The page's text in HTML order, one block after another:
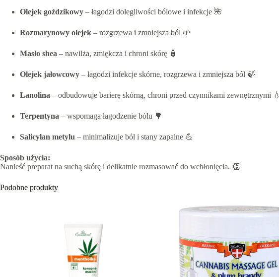
Olejek goździkowy – łagodzi dolegliwości bólowe i infekcje 🌺
Rozmarynowy olejek – rozgrzewa i zmniejsza ból 🌱
Masło shea – nawilża, zmiękcza i chroni skórę 🧴
Olejek jałowcowy – łagodzi infekcje skórne, rozgrzewa i zmniejsza ból 🍃
Lanolina – odbudowuje barierę skórną, chroni przed czynnikami zewnętrznymi 💧
Terpentyna – wspomaga łagodzenie bólu 🌳
Salicylan metylu – minimalizuje ból i stany zapalne 💪
Sposób użycia:
Nanieść preparat na suchą skórę i delikatnie rozmasować do wchłonięcia. 👏
Podobne produkty